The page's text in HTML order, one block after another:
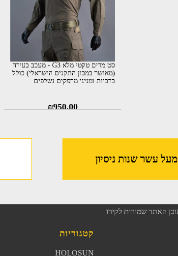
סט מדים טקטי מלא G3 - מעכב בעירה
(מאושר במכון התקנים הישראלי) כולל
ברכיות ומגיני מרפקים נשלפים
₪950.00
מעל עשר שנות ניסיון
האתר שמורות לקירו
קטגוריות
HOLOSUN